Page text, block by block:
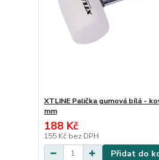
XTLINE Palička gumová bílá -
mm
188 Kč
155 Kč bez DPH
Přidat do